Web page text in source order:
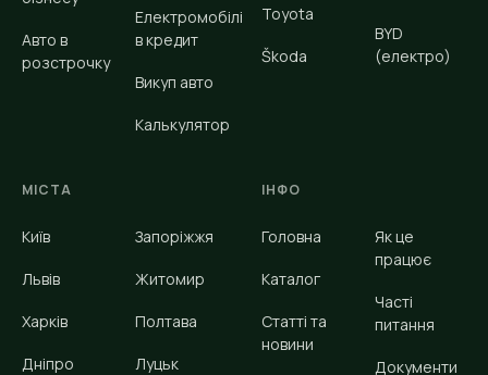
Авто в
розстрочку
Електромобілі
в кредит
Викуп авто
Калькулятор
Toyota
Škoda
BYD
(електро)
МІСТА
Київ
Львів
Харків
Дніпро
Запоріжжя
Житомир
Полтава
Луцьк
ІНФО
Головна
Каталог
Статті та
новини
Як це
працює
Часті
питання
Документи